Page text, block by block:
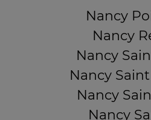
Nancy
Nancy
Nancy
Nancy
Nancy
Nancy